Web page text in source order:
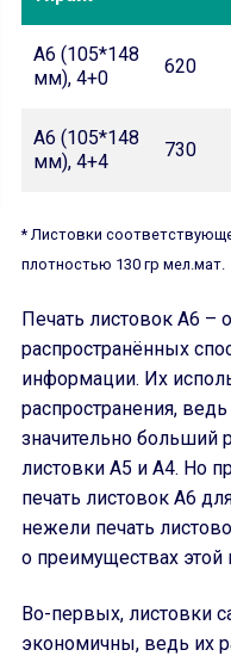
А6 (105*148
мм), 4+0
620
А6 (105*148
мм), 4+4
730
* Листовки
плотностью 130 гр мел.мат.
Печать листовок А6 –
распространённых
информации. Их
распространения,
значительно
листовки А5 и А4. Но
печать листовок А6
нежели печать
о преимуществах этой
Во-первых, листовки
экономичны, ведь их